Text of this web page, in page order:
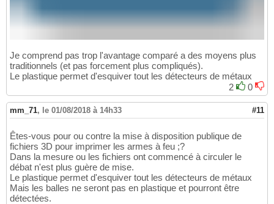
Je comprend pas trop l'avantage comparé a des moyens plus
traditionnels (et pas forcement plus compliqués).
Le plastique permet d'esquiver tout les détecteurs de métaux
2
0
mm_71, le 01/08/2018 à 14h33 #11
Êtes-vous pour ou contre la mise à disposition publique de
fichiers 3D pour imprimer les armes à feu ;?
Dans la mesure ou les fichiers ont commencé à circuler le
débat n'est plus guère de mise.
Le plastique permet d'esquiver tout les détecteurs de métaux
Mais les balles ne seront pas en plastique et pourront être
détectées.